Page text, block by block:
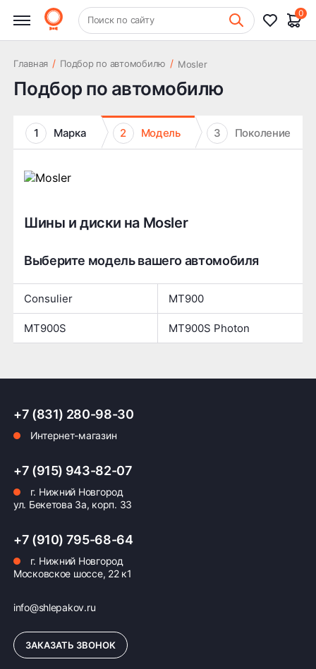
+7 (831) 261-35-35 Шиномонтаж
Поиск по сайту
0
Главная / Подбор по автомобилю / Mosler
Подбор по автомобилю
1 Марка 2 Модель 3 Поколение
Шины и диски на Mosler
Выберите модель вашего автомобиля
Consulier MT900
MT900S MT900S Photon
+7 (831) 280-98-30
Интернет-магазин
+7 (915) 943-82-07
г. Нижний Новгород
ул. Бекетова 3а, корп. 33
+7 (910) 795-68-64
г. Нижний Новгород
Московское шоссе, 22 к1
info@shlepakov.ru
ЗАКАЗАТЬ ЗВОНОК